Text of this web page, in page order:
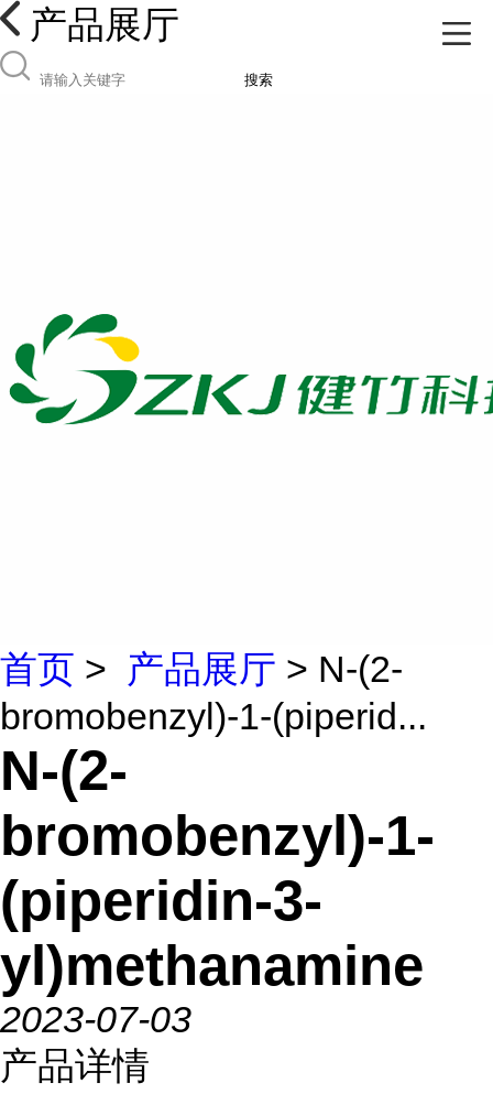
产品展厅
搜索
首页 > 产品展厅 > N-(2-
bromobenzyl)-1-(piperid...
N-(2-
bromobenzyl)-1-
(piperidin-3-
yl)methanamine
2023-07-03
产品详情